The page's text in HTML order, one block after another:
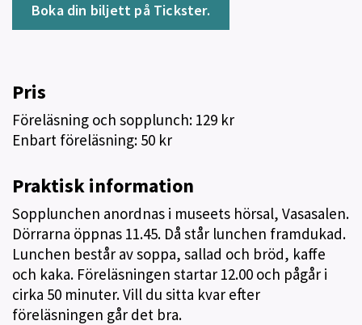
Boka din biljett på Tickster.
Pris
Föreläsning och sopplunch: 129 kr
Enbart föreläsning: 50 kr
Praktisk information
Sopplunchen anordnas i museets hörsal, Vasasalen.
Dörrarna öppnas 11.45. Då står lunchen framdukad.
Lunchen består av soppa, sallad och bröd, kaffe
och kaka. Föreläsningen startar 12.00 och pågår i
cirka 50 minuter. Vill du sitta kvar efter
föreläsningen går det bra.